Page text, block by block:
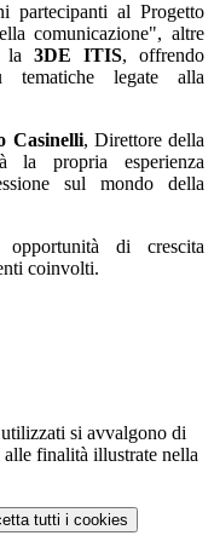
partecipanti al Progetto
comunicazione", altre
la 3DE ITIS, offrendo
tematiche legate alla
Casinelli, Direttore della
la propria esperienza
sul mondo della
opportunità di crescita
coinvolti.
si avvalgono di
finalità illustrate nella
tutti i cookies